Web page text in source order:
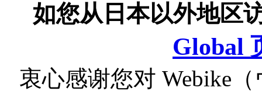
如您从日本以外地区
Global
衷心感谢您对 Webike